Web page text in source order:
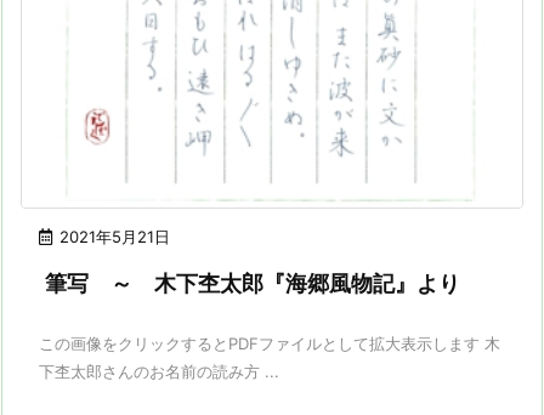
2021年5月21日
筆写 ～ 木下杢太郎『海郷風物記』より
この画像をクリックするとPDFファイルとして拡大表示します 木
下杢太郎さんのお名前の読み方 ...